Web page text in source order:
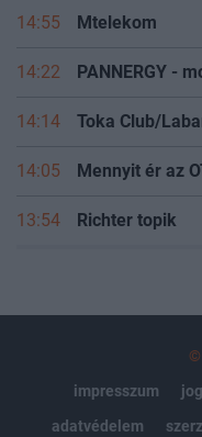
14:55 Mtelekom
14:22 PANNERGY -
14:14
14:05 Mennyit ér az
13:54 Richter topik
©
impresszum
adatvédelem